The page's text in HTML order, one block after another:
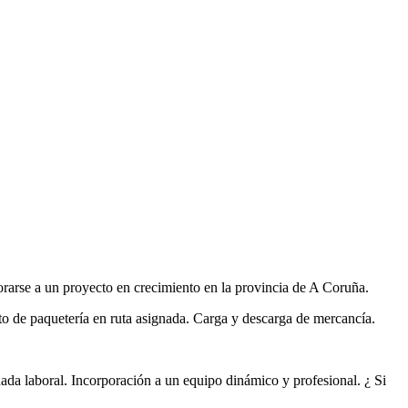
a un proyecto en crecimiento en la provincia de A Coruña.
paquetería en ruta asignada. Carga y descarga de mercancía.
laboral. Incorporación a un equipo dinámico y profesional. ¿ Si